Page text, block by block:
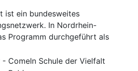
ist ein bundesweites
In Nordrhein-
Programm durchgeführt als